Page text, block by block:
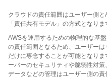
クラウドの責任範囲はユーザー側
「責任共有モデル」の方式となりま
AWSを運用するための物理的な基
の責任範囲となるため、ユーザー
だけに専念することが可能となり
ーバーのセキュリティや脆弱性対
データなどの管理はユーザー側の責